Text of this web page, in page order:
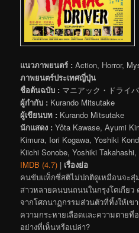
แนวภาพยนตร์ : Action, Horror,
ภาพยนตร์ประเทศญี่ปุ่น
ชื่อต้นฉบับ : マニアック・ドライ
ผู้กำกับ : Kurando Mitsutake
ผู้เขียนบท : Kurando Mitsutake
นักแสดง : Yôta Kawase, Ayumi
Kimura, Iori Kogawa, Yoshiki
Kiichi Sonobe, Yoshiki
IMDB (4.7) | เรื่องย่อ
คนขับแท็กซี่สติไม่ปกติดูเหมือนจะสุ่
สาวหลายคนบนถนนในกรุงโตเกียว
จากโศกนาฏกรรมส่วนตัวที่ทิ้งให้เข
ความกระหายเลือดและความตายที่
อย่างที่เห็นหรือเปล่า?